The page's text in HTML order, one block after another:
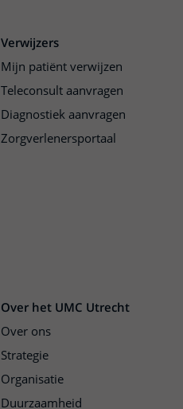
Verwijzers
Mijn patiënt verwijzen
Teleconsult aanvragen
Diagnostiek aanvragen
Zorgverlenersportaal
Over het UMC Utrecht
Over ons
Strategie
Organisatie
Duurzaamheid